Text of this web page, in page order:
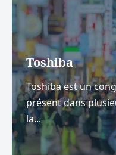
Toshiba
Toshiba est un
présent dans
la...